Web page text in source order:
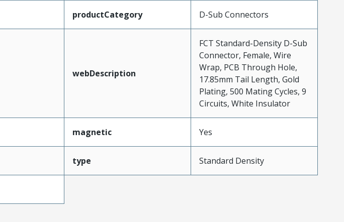
productCategory D-Sub Connectors
webDescription
FCT Standard-Density D-Sub
Connector, Female, Wire
Wrap, PCB Through Hole,
17.85mm Tail Length, Gold
Plating, 500 Mating Cycles, 9
Circuits, White Insulator
magnetic Yes
type Standard Density